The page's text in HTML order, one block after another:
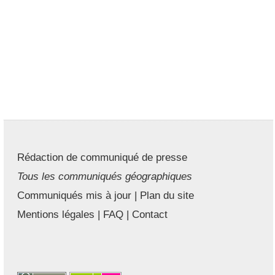
Rédaction de communiqué de presse
Tous les communiqués géographiques
Communiqués mis à jour | Plan du site
Mentions légales | FAQ | Contact